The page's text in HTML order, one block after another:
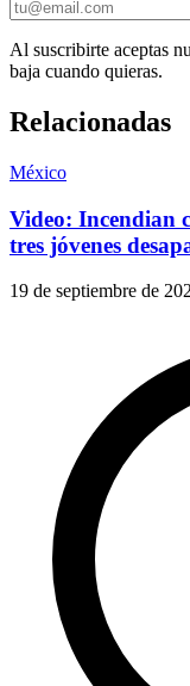
Al suscribirte aceptas
baja cuando quieras.
Relacionadas
México
Video: Incendian
tres jóvenes
19 de septiembre de